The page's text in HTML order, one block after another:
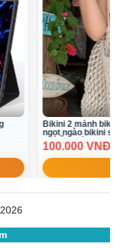
Qc(
Chân váy
64.900